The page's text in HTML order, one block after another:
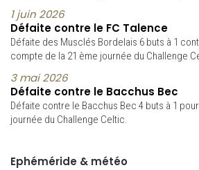
1 juin 2026
Défaite contre le FC Talence
Défaite des Musclés Bordelais 6 buts à 1
compte de la 21 ème journée du Challenge
3 mai 2026
Défaite contre le Bacchus Bec
Défaite contre le Bacchus Bec 4 buts à 1
journée du Challenge Celtic.
Ephéméride & météo